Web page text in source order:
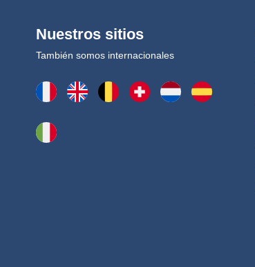
Nuestros sitios
También somos internacionales